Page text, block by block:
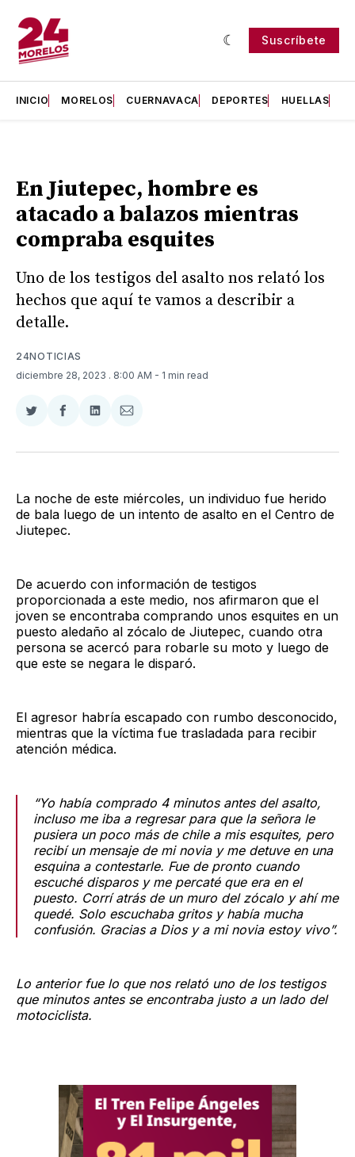
Suscríbete
INICIO MORELOS CUERNAVACA DEPORTES HUELLAS
En Jiutepec, hombre es
atacado a balazos mientras
compraba esquites
Uno de los testigos del asalto nos relató los
hechos que aquí te vamos a describir a
detalle.
24NOTICIAS
diciembre 28, 2023 . 8:00 AM - 1 min read
Compartir
Twitter
Compartir
Facebook
Compartir
LinkedIn
Compartir
Email
La noche de este miércoles, un individuo fue herido
de bala luego de un intento de asalto en el Centro de
Jiutepec.
De acuerdo con información de testigos
proporcionada a este medio, nos afirmaron que el
joven se encontraba comprando unos esquites en un
puesto aledaño al zócalo de Jiutepec, cuando otra
persona se acercó para robarle su moto y luego de
que este se negara le disparó.
El agresor habría escapado con rumbo desconocido,
mientras que la víctima fue trasladada para recibir
atención médica.
“Yo había comprado 4 minutos antes del asalto,
incluso me iba a regresar para que la señora le
pusiera un poco más de chile a mis esquites, pero
recibí un mensaje de mi novia y me detuve en una
esquina a contestarle. Fue de pronto cuando
escuché disparos y me percaté que era en el
puesto. Corrí atrás de un muro del zócalo y ahí me
quedé. Solo escuchaba gritos y había mucha
confusión. Gracias a Dios y a mi novia estoy vivo”.
Lo anterior fue lo que nos relató uno de los testigos
que minutos antes se encontraba justo a un lado del
motociclista.